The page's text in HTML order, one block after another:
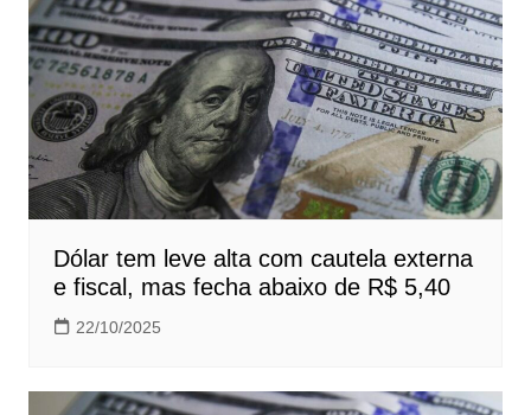
Dólar tem leve alta com cautela externa
e fiscal, mas fecha abaixo de R$ 5,40
22/10/2025